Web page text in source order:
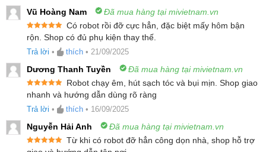
Công nghệ FlexiArm làm sạch triệt để các góc
cạnh
Giẻ lau xoay nâng hạ linh hoạt, áp lực tối ưu lên
sàn nhà
Dock sạc đa năng 3.0 giặt giẻ và tự động vệ
sinh dock sạc nước nóng 75°C
Tính năng tự động phát hiện bụi bẩn thông minh
Điều khiển bằng giọng nói thông minh
Nhận diện vật cản Reactive AI, tránh va chạm,
Vũ Hoàng Nam Đã mua hàng tại mivietnam.vn
Được xếp
hạng 55
sao
Có robot rồi đỡ cực hẳn, đặc biệt mấy hôm bận
rộn. Shop có đủ phụ kiện thay thế.
Trả lời • thích • 21/09/2025
Dương Thanh Tuyền Đã mua hàng tại mivietnam.vn
Được xếp
hạng55
sao
Robot chạy êm, hút sạch tóc và bụi mịn. Shop giao
nhanh và hướng dẫn dùng rõ ràng
Trả lời • thích • 16/09/2025
Nguyễn Hải Anh Đã mua hàng tại mivietnam.vn
Được xếp
Từ khi có robot đỡ hẳn công dọn nhà, shop hỗ trợ